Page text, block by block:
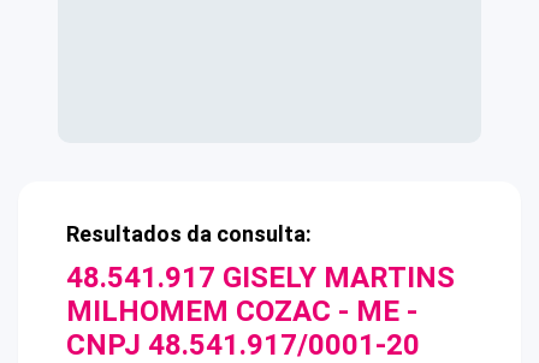
Resultados da consulta:
48.541.917 GISELY MARTINS
MILHOMEM COZAC - ME -
CNPJ 48.541.917/0001-20